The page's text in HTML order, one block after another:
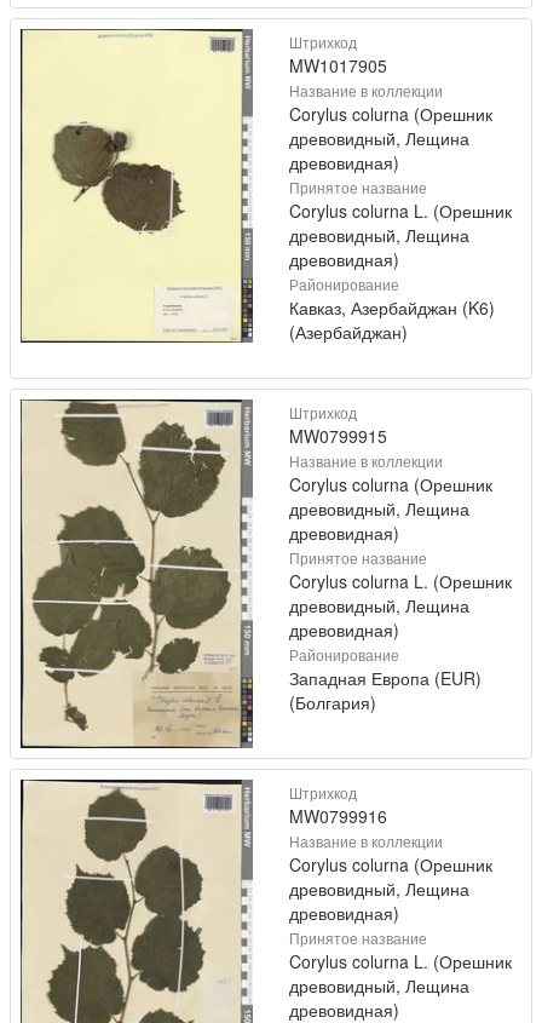
Штрихкод
MW1017905
Название в коллекции
Corylus colurna (Орешник
древовидный, Лещина
древовидная)
Принятое название
Corylus colurna L. (Орешник
древовидный, Лещина
древовидная)
Районирование
Кавказ, Азербайджан (K6)
(Азербайджан)
Штрихкод
MW0799915
Название в коллекции
Corylus colurna (Орешник
древовидный, Лещина
древовидная)
Принятое название
Corylus colurna L. (Орешник
древовидный, Лещина
древовидная)
Районирование
Западная Европа (EUR)
(Болгария)
Штрихкод
MW0799916
Название в коллекции
Corylus colurna (Орешник
древовидный, Лещина
древовидная)
Принятое название
Corylus colurna L. (Орешник
древовидный, Лещина
древовидная)